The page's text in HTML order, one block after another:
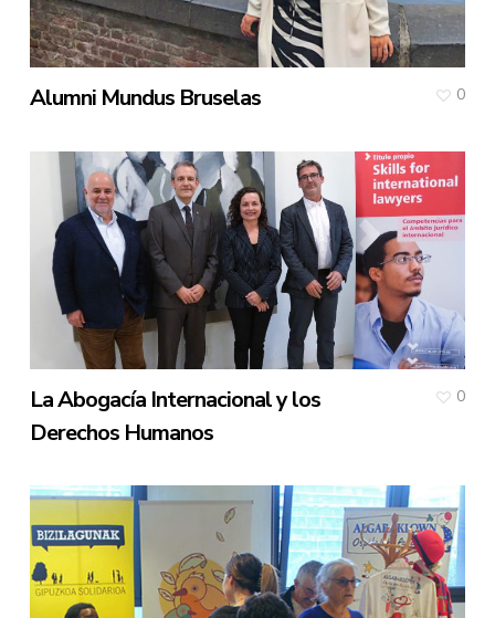
Alumni Mundus Bruselas 0
La Abogacía Internacional y los
Derechos Humanos
0